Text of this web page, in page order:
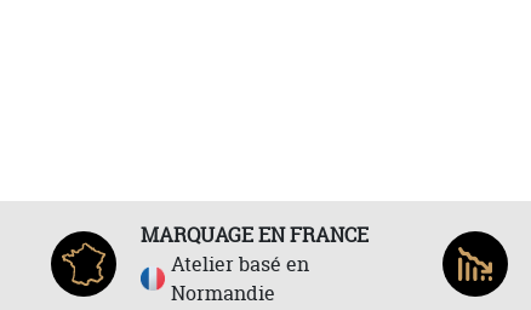
MARQUAGE EN FRANCE
Atelier basé en
Normandie